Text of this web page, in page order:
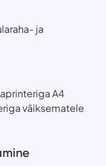
ja
A4
väiksematele